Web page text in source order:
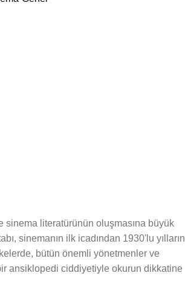
sinema literatürünün oluşmasına büyük
sinemanın ilk icadından 1930'lu yılların
bütün önemli yönetmenler ve
ansiklopedi ciddiyetiyle okurun dikkatine